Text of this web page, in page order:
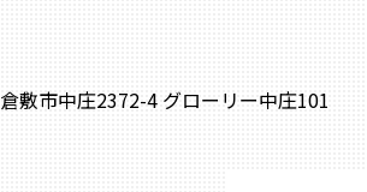
倉敷市中庄2372-4 グローリー中庄101